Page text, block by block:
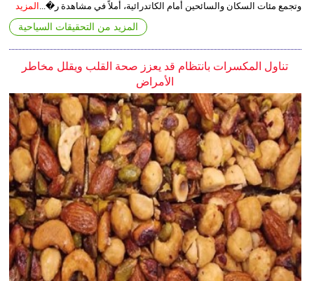
وتجمع مئات السكان والسائحين أمام الكاتدرائية، أملاً في مشاهدة ر�... المزيد
المزيد من التحقيقات السياحية
تناول المكسرات بانتظام قد يعزز صحة القلب ويقلل مخاطر
الأمراض